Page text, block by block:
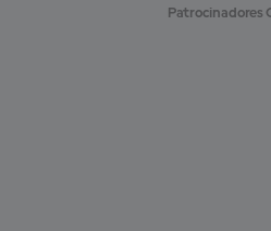
Patrocinadores